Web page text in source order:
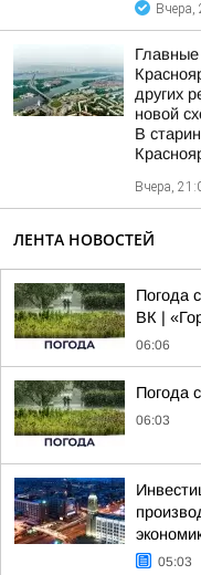
Вчера,
других
новой
В
Вчера,
ЛЕНТА НОВОСТЕЙ
Погода
ВК |
06:06
Погода
06:03
05:03